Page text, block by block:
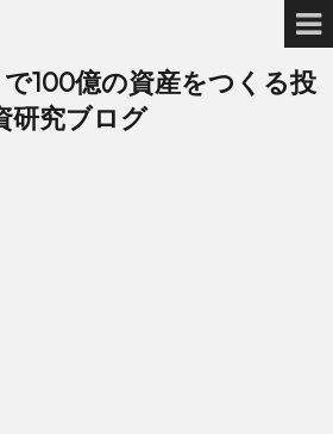
で100億の資産をつくる投
研究ブログ